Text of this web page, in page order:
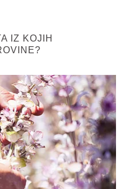
IZ KOJIH